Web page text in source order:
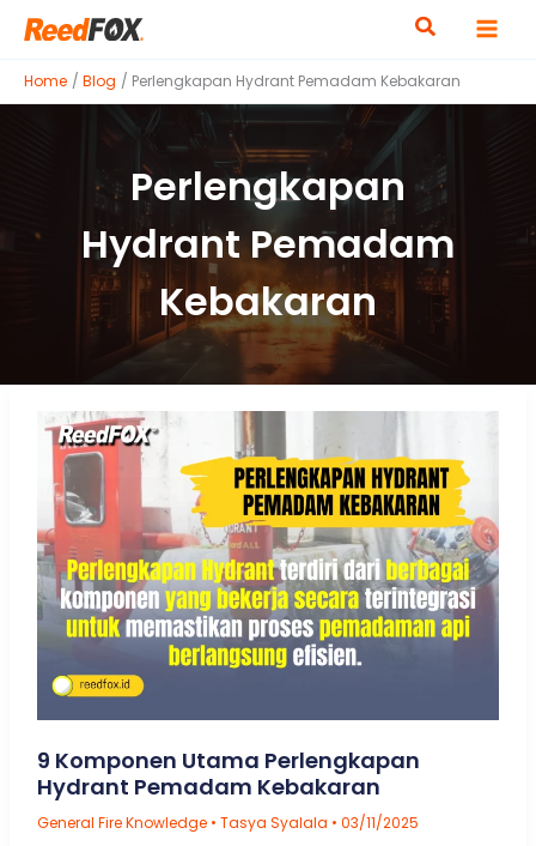
Home Blog Perlengkapan Hydrant Pemadam Kebakaran
Perlengkapan
Hydrant Pemadam
Kebakaran
9 Komponen Utama Perlengkapan
Hydrant Pemadam Kebakaran
General Fire Knowledge• Tasya Syalala • 03/11/2025